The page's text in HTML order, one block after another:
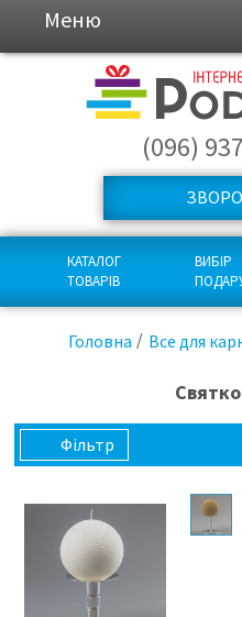
Меню
(096)
КАТАЛОГ
ТОВАРІВ
ВИБІР
Головна Все для
Фільтр